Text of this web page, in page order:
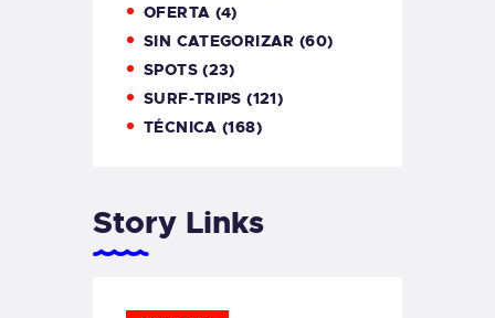
OFERTA (4)
SIN CATEGORIZAR (60)
SPOTS(23)
SURF-TRIPS (121)
TÉCNICA (168)
Story Links